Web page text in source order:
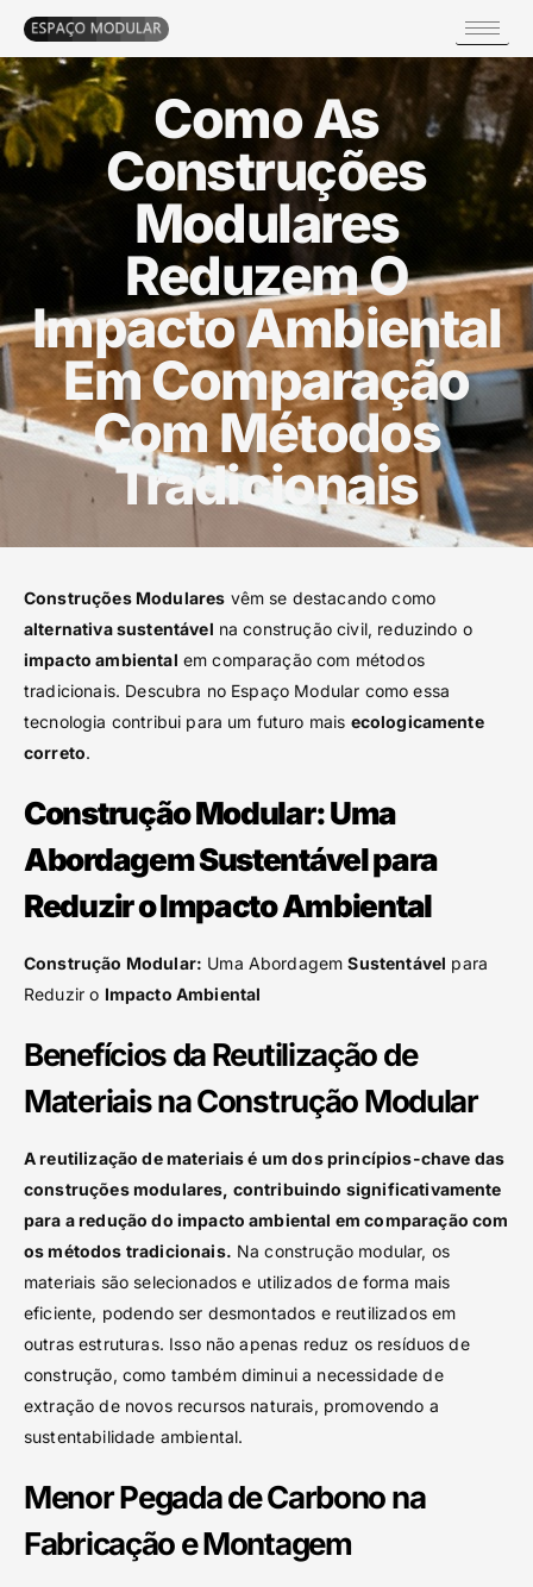
Como As
Construções
Modulares
Reduzem O
Impacto Ambiental
Em Comparação
Com Métodos
Tradicionais
Construções Modulares vêm se destacando como
alternativa sustentável na construção civil, reduzindo o
impacto ambiental em comparação com métodos
tradicionais. Descubra no Espaço Modular como essa
tecnologia contribui para um futuro mais ecologicamente
correto.
Construção Modular: Uma
Abordagem Sustentável para
Reduzir o Impacto Ambiental
Construção Modular: Uma AbordagemSustentável para
Reduzir o Impacto Ambiental
Benefícios da Reutilização de
Materiais na Construção Modular
A reutilização de materiais é um dos princípios-chave das
construções modulares, contribuindo significativamente
para a redução do impacto ambiental em comparação com
os métodos tradicionais. Na construção modular, os
materiais são selecionados e utilizados de forma mais
eficiente, podendo ser desmontados e reutilizados em
outras estruturas. Isso não apenas reduz os resíduos de
construção, como também diminui a necessidade de
extração de novos recursos naturais, promovendo a
sustentabilidade ambiental.
Menor Pegada de Carbono na
Fabricação e Montagem